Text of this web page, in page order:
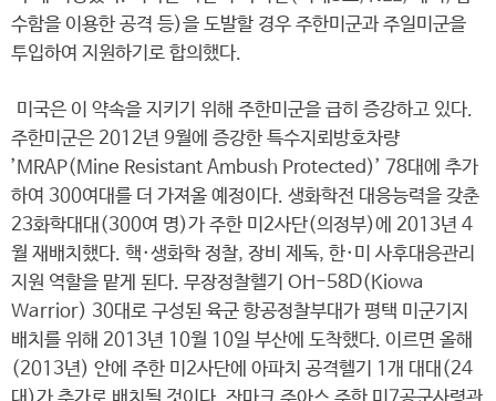
수함을 이용한 공격 등)을 도발할 경우 주한미군과 주일미군을
투입하여 지원하기로 합의했다.
미국은 이 약속을 지키기 위해 주한미군을 급히 증강하고 있다.
주한미군은 2012년 9월에 증강한 특수지뢰방호차량
’MRAP(Mine Resistant Ambush Protected)’ 78대에 추가
하여 300여대를 더 가져올 예정이다. 생화학전 대응능력을 갖춘
23화학대대(300여 명)가 주한 미2사단(의정부)에 2013년 4
월 재배치했다. 핵·생화학 정찰, 장비 제독, 한·미 사후대응관리
지원 역할을 맡게 된다. 무장정찰헬기 OH-58D(Kiowa
Warrior) 30대로 구성된 육군 항공정찰부대가 평택 미군기지
배치를 위해 2013년 10월 10일 부산에 도착했다. 이르면 올해
(2013년) 안에 주한 미2사단에 아파치 공격헬기 1개 대대(24